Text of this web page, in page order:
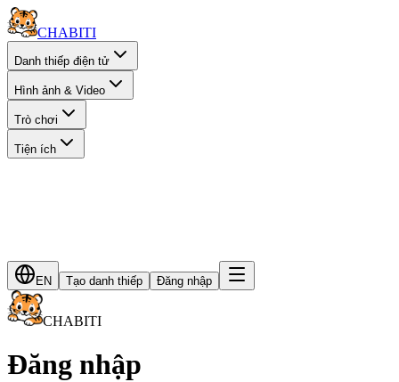
CHABITI
Danh thiếp điện tử
Hình ảnh & Video
Trò chơi
Tiện ích
EN Tạo danh thiếp Đăng nhập
CHABITI
Đăng nhập